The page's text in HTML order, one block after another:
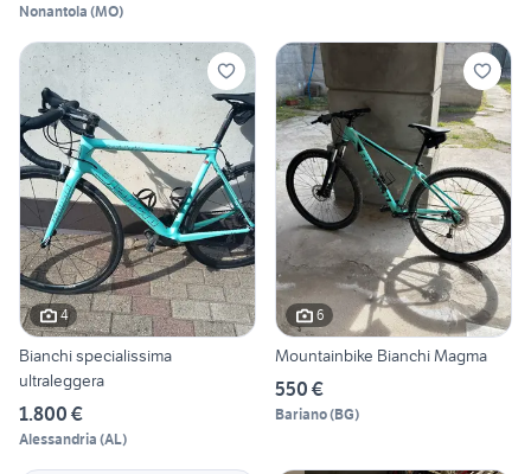
Nonantola (MO)
4
Bianchi specialissima
ultraleggera
1.800 €
Alessandria (AL)
6
Mountainbike Bianchi Magma
550 €
Bariano(BG)